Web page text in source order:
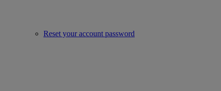
Reset your account password